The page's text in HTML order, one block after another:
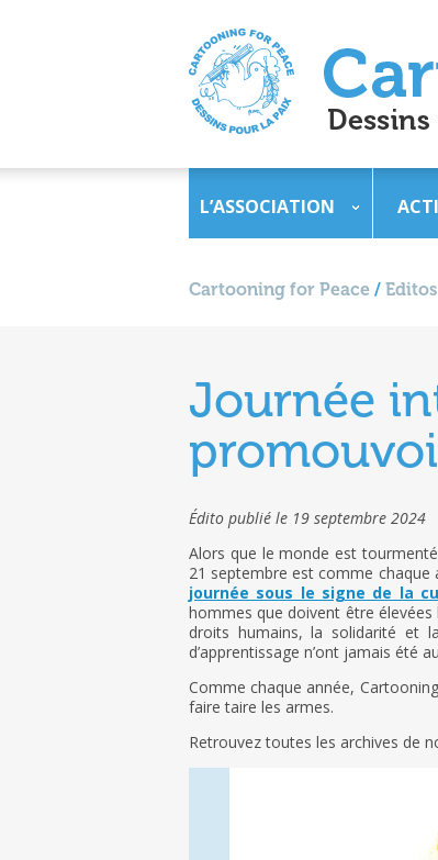
L’ASSOCIATION
Cartooning for Peace / Editos
Journée
Édito publié le 19 septembre 2024
Alors que le monde est
21 septembre est comme chaque
journée sous le signe de la
hommes que doivent être
droits humains, la solidarité et
d’apprentissage n’ont jamais été
Comme chaque année,
faire taire les armes.
Retrouvez toutes les archives de